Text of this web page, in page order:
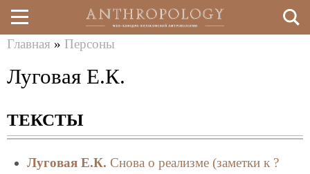
Перейти
к
содержанию
здесь
Главная » Персоны
Луговая Е.К.
ТЕКСТЫ
Луговая Е.К. Снова о реализме (заметки к ?